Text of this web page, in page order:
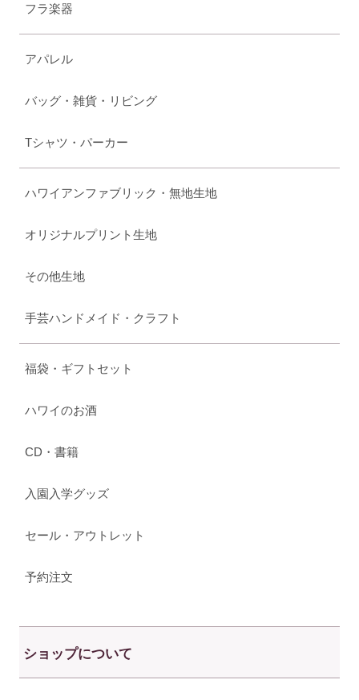
フラ楽器
アパレル
バッグ・雑貨・リビング
Tシャツ・パーカー
ハワイアンファブリック・無地生地
オリジナルプリント生地
その他生地
手芸ハンドメイド・クラフト
福袋・ギフトセット
ハワイのお酒
CD・書籍
入園入学グッズ
セール・アウトレット
予約注文
ショップについて